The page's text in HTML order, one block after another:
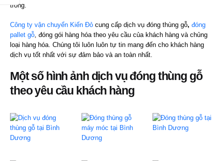
trong.
Công ty vận chuyển Kiến Đỏ cung cấp dịch vụ đóng thùng gỗ, đóng
pallet gỗ , đóng gói hàng hóa theo yêu cầu của khách hàng và chủng
loại hàng hóa. Chúng tôi luôn luôn tự tin mang đến cho khách hàng
dịch vụ tốt nhất với sự đảm bảo và an toàn nhất.
Một số hình ảnh dịch vụ đóng thùng gỗ
theo yêu cầu khách hàng